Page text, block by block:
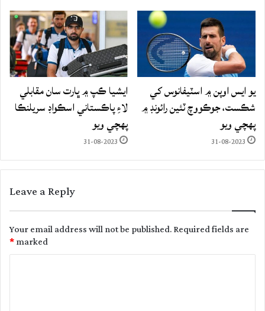
يو ايس اوپن ۾ اسٽيفانوس کي
شڪست، جوڪووچ ٽئين رائونڊ ۾
پهچي ويو
31-08-2023
ايشيا ڪپ ۾ ڀارت سان مقابلي
لاءِ پاڪستاني اسڪواڊ سريلنڪا
پهچي ويو
31-08-2023
Leave a Reply
Your email address will not be published.Required fields are
marked
*